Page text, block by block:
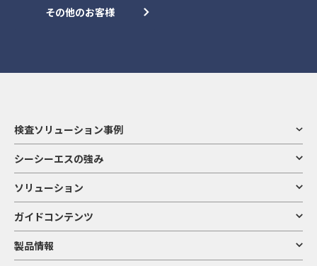
その他のお客様
検査ソリューション事例
シーシーエスの強み
ソリューション
ガイドコンテンツ
製品情報